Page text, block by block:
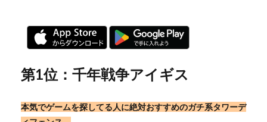
第1位：千年戦争アイギス
本気でゲームを探してる人に絶対おすすめのガチ系タワーデ